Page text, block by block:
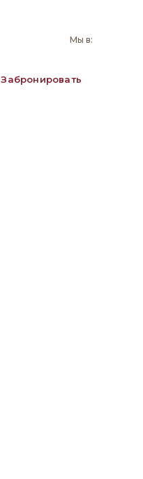
Мы в:
Забронировать